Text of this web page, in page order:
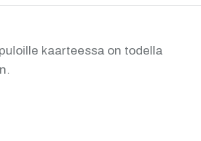
kaarteessa on todella